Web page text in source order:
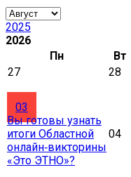
2025
2026
Пн
Вт
27
28
03
Вы готовы узнать
итоги Областной
онлайн‑викторины
«Это ЭТНО»?
04